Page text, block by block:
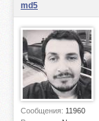
md5
Сообщения: 11960